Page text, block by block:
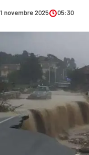
AMBIENTE
CULTURA
ECONOMIA E LAVORO
EVENTI
SPORT
1 novembre 2025 05:30